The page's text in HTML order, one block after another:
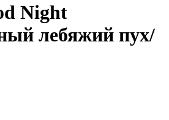
Night
лебяжий пух/